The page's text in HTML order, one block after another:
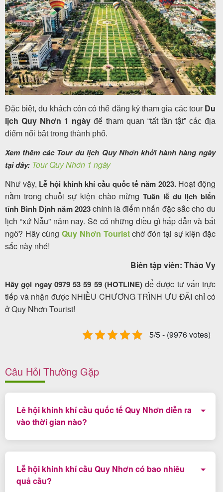
Đặc biệt, du khách còn có thể đăng ký tham gia các tour Du
lịch Quy Nhơn 1 ngày để tham quan “tất tần tật” các địa
điểm nổi bật trong thành phố.
Xem thêm các Tour du lịch Quy Nhơn khởi hành hàng ngày
tại đây: Tour Quy Nhơn 1 ngày
Như vậy, Lễ hội khinh khí cầu quốc tế năm 2023.Hoạt động
nằm trong chuỗi sự kiện chào mừngTuần lễ du lịch biển
tỉnh Bình Định năm 2023chính là điểm nhấn đặc sắc cho du
lịch “xứ Nẫu” năm nay. Sẽ có những điều gì hấp dẫn và bất
ngờ? Hãy cùngQuy Nhơn Touristchờ đón tại sự kiện đặc
sắc này nhé!
Biên tập viên: Thảo Vy
Hãy gọi ngay 0979 53 59 59 (HOTLINE) để được tư vấn trực
tiếp và nhận được NHIỀU CHƯƠNG TRÌNH ƯU ĐÃI chỉ có
ở Quy Nhơn Tourist!
5/5 - (9976 votes)
Câu Hỏi Thường Gặp
Lê hội khinh khí cầu quốc tế Quy Nhơn diễn ra
vào thời gian nào?
Lễ hội khinh khí cầu Quy Nhơn có bao nhiêu
quả cầu?